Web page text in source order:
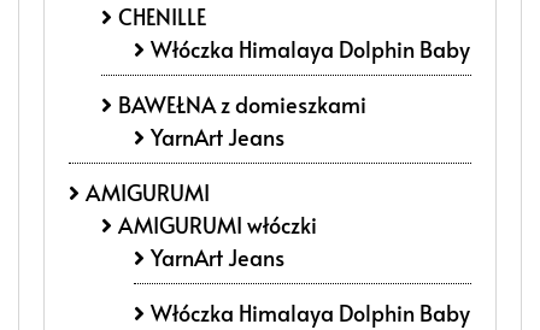
CHENILLE
Włóczka Himalaya Dolphin Baby
BAWEŁNA z domieszkami
YarnArt Jeans
AMIGURUMI
AMIGURUMI włóczki
YarnArt Jeans
Włóczka Himalaya Dolphin Baby